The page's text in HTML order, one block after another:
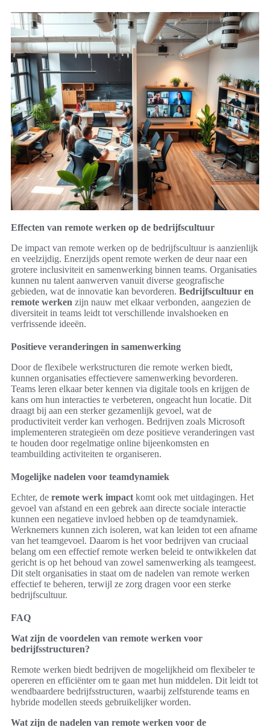
Effecten van remote werken op de bedrijfscultuur
De impact van remote werken op de bedrijfscultuur is aanzienlijk
en veelzijdig. Enerzijds opent remote werken de deur naar een
grotere inclusiviteit en samenwerking binnen teams. Organisaties
kunnen nu talent aanwerven vanuit diverse geografische
gebieden, wat de innovatie kan bevorderen. Bedrijfscultuur en
remote werken zijn nauw met elkaar verbonden, aangezien de
diversiteit in teams leidt tot verschillende invalshoeken en
verfrissende ideeën.
Positieve veranderingen in samenwerking
Door de flexibele werkstructuren die remote werken biedt,
kunnen organisaties effectievere samenwerking bevorderen.
Teams leren elkaar beter kennen via digitale tools en krijgen de
kans om hun interacties te verbeteren, ongeacht hun locatie. Dit
draagt bij aan een sterker gezamenlijk gevoel, wat de
productiviteit verder kan verhogen. Bedrijven zoals Microsoft
implementeren strategieën om deze positieve veranderingen vast
te houden door regelmatige online bijeenkomsten en
teambuilding activiteiten te organiseren.
Mogelijke nadelen voor teamdynamiek
Echter, de remote werk impact komt ook met uitdagingen. Het
gevoel van afstand en een gebrek aan directe sociale interactie
kunnen een negatieve invloed hebben op de teamdynamiek.
Werknemers kunnen zich isoleren, wat kan leiden tot een afname
van het teamgevoel. Daarom is het voor bedrijven van cruciaal
belang om een effectief remote werken beleid te ontwikkelen dat
gericht is op het behoud van zowel samenwerking als teamgeest.
Dit stelt organisaties in staat om de nadelen van remote werken
effectief te beheren, terwijl ze zorg dragen voor een sterke
bedrijfscultuur.
FAQ
Wat zijn de voordelen van remote werken voor
bedrijfsstructuren?
Remote werken biedt bedrijven de mogelijkheid om flexibeler te
opereren en efficiënter om te gaan met hun middelen. Dit leidt tot
wendbaardere bedrijfsstructuren, waarbij zelfsturende teams en
hybride modellen steeds gebruikelijker worden.
Wat zijn de nadelen van remote werken voor de